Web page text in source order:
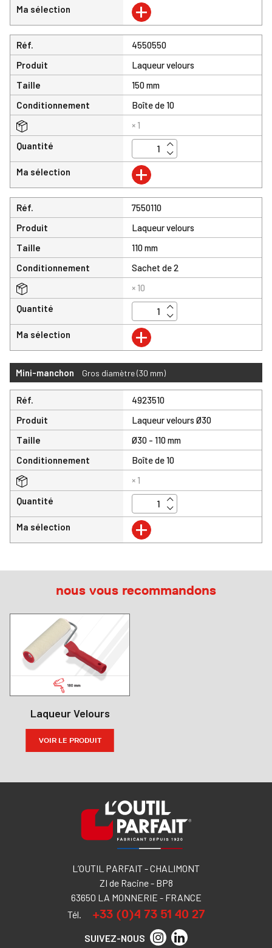
Ma sélection +
Réf.
4550550
Produit
Laqueur velours
Taille
150 mm
Conditionnement
Boîte de 10
× 1
Quantité
Ma sélection +
Réf.
7550110
Produit
Laqueur velours
Taille
110 mm
Conditionnement
Sachet de 2
× 10
Quantité
Ma sélection +
Mini-manchon Gros diamètre (30 mm)
Réf.
4923510
Produit
Laqueur velours Ø30
Taille
Ø30 - 110 mm
Conditionnement
Boîte de 10
× 1
Quantité
Ma sélection +
nous vous recommandons
Laqueur Velours
VOIR LE PRODUIT
L’OUTIL PARFAIT - CHALIMONT
ZI de Racine - BP8
63650 LA MONNERIE - FRANCE
Tél.
+33 (0)4 73 51 40 27
SUIVEZ-NOUS